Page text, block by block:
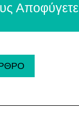
Αποφύγετε